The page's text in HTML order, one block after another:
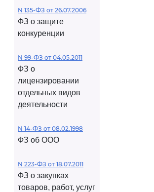
N 135-ФЗ от 26.07.2006
ФЗ о защите
конкуренции
N 99-ФЗ от 04.05.2011
ФЗ о
лицензировании
отдельных видов
деятельности
N 14-ФЗ от 08.02.1998
ФЗ об ООО
N 223-ФЗ от 18.07.2011
ФЗ о закупках
товаров, работ, услуг